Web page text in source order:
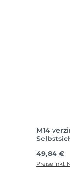
M14
Regulärer
49,84 €
Preise inkl.